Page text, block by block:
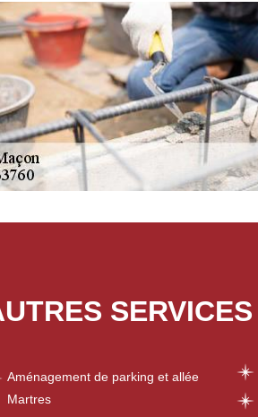
SERVICES
Aménagement de parking et allée
Martres